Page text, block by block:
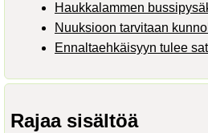
Haukkalammen
Nuuksioon tarvitaan
Ennaltaehkäisyyn tulee
Rajaa sisältöä